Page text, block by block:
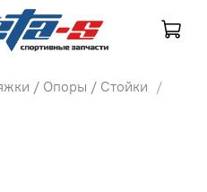
/ Опоры / Стойки